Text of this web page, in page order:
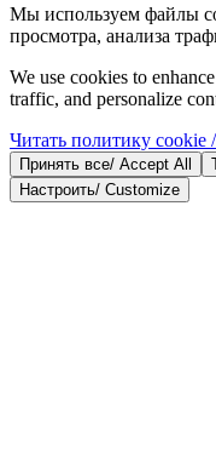
Мы используем файлы
просмотра, анализа
We use cookies to
traffic, and personalize
Читать политику cookie
Принять все/ Accept All
Настроить/ Customize